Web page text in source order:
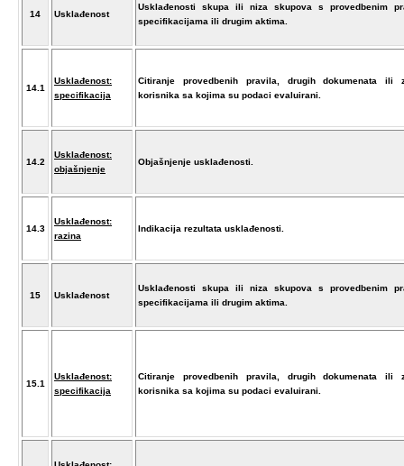
14 Usklađenost
Usklađenosti skupa ili niza skupova s provedbenim
specifikacijama ili drugim aktima.
14.1
Usklađenost:
specifikacija
Citiranje provedbenih pravila, drugih dokumenata ili
korisnika sa kojima su podaci evaluirani.
14.2
Usklađenost:
objašnjenje
Objašnjenje usklađenosti.
14.3
Usklađenost:
razina
Indikacija rezultata usklađenosti.
15 Usklađenost
Usklađenosti skupa ili niza skupova s provedbenim
specifikacijama ili drugim aktima.
15.1
Usklađenost:
specifikacija
Citiranje provedbenih pravila, drugih dokumenata ili
korisnika sa kojima su podaci evaluirani.